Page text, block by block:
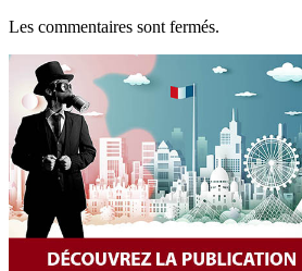
Les commentaires sont fermés.